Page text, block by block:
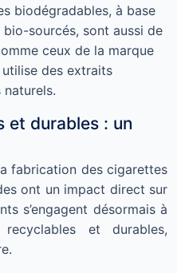
biodégradables, à base
sourcés, sont aussi de
ceux de la marque
des extraits
et durables : un
fabrication des cigarettes
ont un impact direct sur
s’engagent désormais à
et durables,